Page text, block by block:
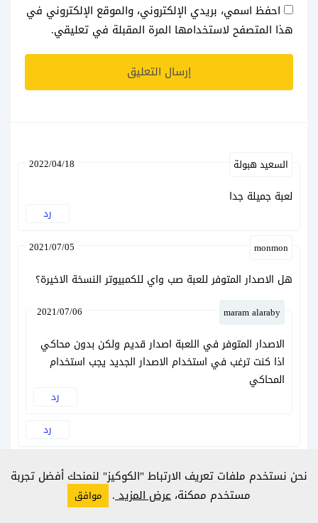
احفظ اسمي، بريدي الإلكتروني، والموقع الإلكتروني في
هذا المتصفح لاستخدامها المرة المقبلة في تعليقي.
السعيد هبولة 2022/04/18
لعبة جميلة جدا
رد
monmon
2021/07/05
هل الاصدار المتوفر للعبة صب واي للكمبيوتر النسخة الاخيرة؟
رد
maram alaraby
2021/07/06
الاصدار المتوفر في اللعبة اصدار قديم ولكن بدون محاكي
اذا كنت ترغب في استخدام الاصدار الجديد يجب استخدام
المحاكي
رد
اخيراا… مشكورين كتير لعبة صب واي تعمل على الكمبيوتر
نحن نستخدم ملفات تعريف الارتباط "الكوكيز" لنمنحك أفضل تجربة
مستخدم ممكنة، عرض المزيد. موافق